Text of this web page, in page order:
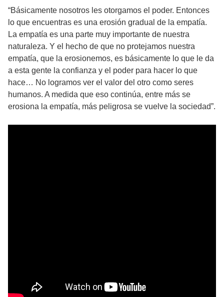
“Básicamente nosotros les otorgamos el poder. Entonces
lo que encuentras es una erosión gradual de la empatía.
La empatía es una parte muy importante de nuestra
naturaleza. Y el hecho de que no protejamos nuestra
empatía, que la erosionemos, es básicamente lo que le da
a esta gente la confianza y el poder para hacer lo que
hace… No logramos ver el valor del otro como seres
humanos. A medida que eso continúa, entre más se
erosiona la empatía, más peligrosa se vuelve la sociedad”.